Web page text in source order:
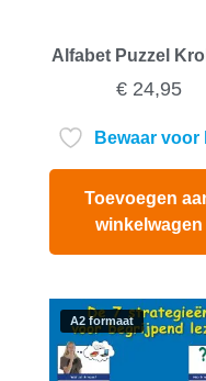
Alfabet Puzzel
€24,95
Bewaar voor
Toevoegen
winkelwagen
A2 formaat